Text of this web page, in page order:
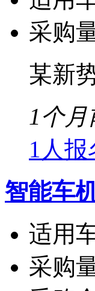
采购
某新
1个
1人报
智能车
适用
采购